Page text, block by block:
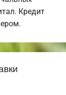
Кредит